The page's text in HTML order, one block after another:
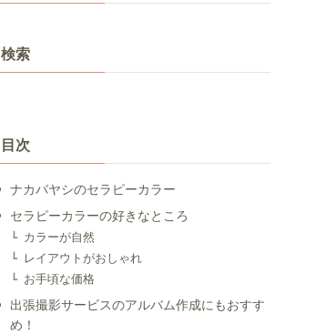
検索
目次
ナカバヤシのセラピーカラー
セラピーカラーの好きなところ
カラーが自然
レイアウトがおしゃれ
お手頃な価格
出張撮影サービスのアルバム作成にもおすす
め！